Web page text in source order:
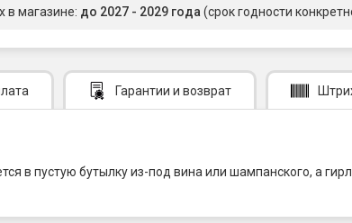
в магазине: до 2027 - 2029 года (срок годности
Гарантии и возврат
в пустую бутылку из-под вина или шампанского, а